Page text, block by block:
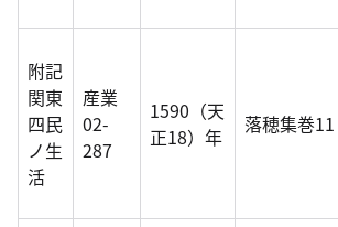
附記
関東
四民
ノ生
活
産業
02-
287
1590（天
正18）年
落穂集巻11